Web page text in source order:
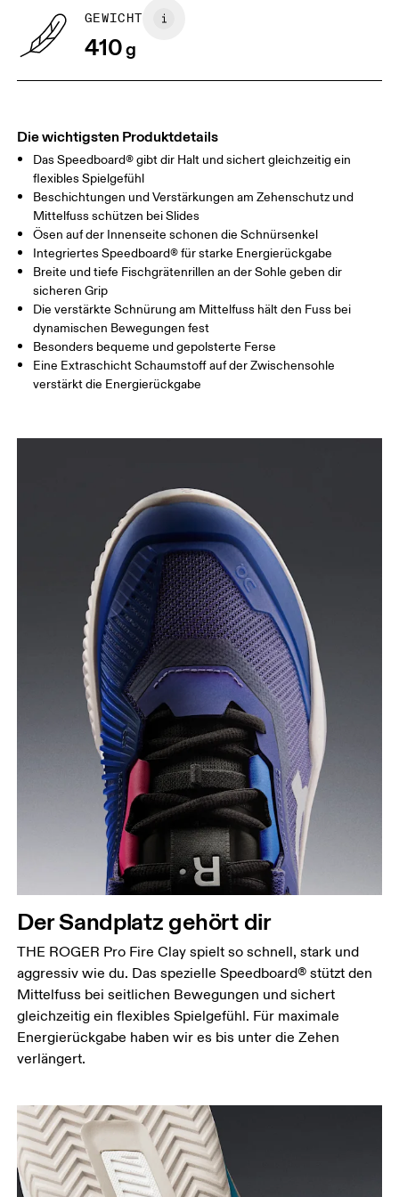
Horizontal verschieben, um mehr zu sehen
GEWICHT
410g
Die wichtigsten Produktdetails
Das Speedboard® gibt dir Halt und sichert gleichzeitig ein
flexibles Spielgefühl
Beschichtungen und Verstärkungen am Zehenschutz und
Mittelfuss schützen bei Slides
Ösen auf der Innenseite schonen die Schnürsenkel
Integriertes Speedboard® für starke Energierückgabe
Breite und tiefe Fischgrätenrillen an der Sohle geben dir
sicheren Grip
Die verstärkte Schnürung am Mittelfuss hält den Fuss bei
dynamischen Bewegungen fest
Besonders bequeme und gepolsterte Ferse
Eine Extraschicht Schaumstoff auf der Zwischensohle
verstärkt die Energierückgabe
Der Sandplatz gehört dir
THE ROGER Pro Fire Clay spielt so schnell, stark und
aggressiv wie du. Das spezielle Speedboard® stützt den
Mittelfuss bei seitlichen Bewegungen und sichert
gleichzeitig ein flexibles Spielgefühl. Für maximale
Energierückgabe haben wir es bis unter die Zehen
verlängert.